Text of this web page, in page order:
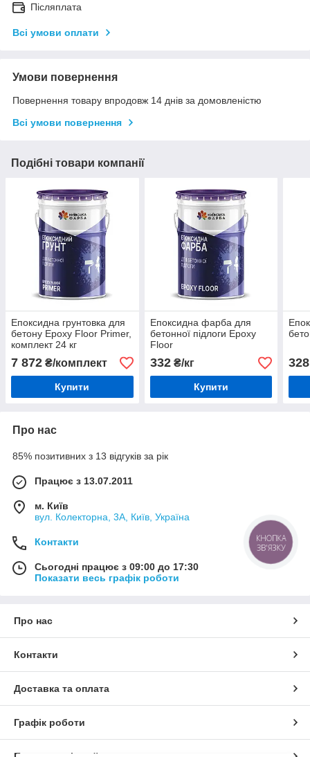
Післяплата
Всі умови оплати
Умови повернення
Повернення товару впродовж 14 днів за домовленістю
Всі умови повернення
Подібні товари компанії
Епоксидна грунтовка для
бетону Epoxy Floor Primer,
комплект 24 кг
7 872 ₴/комплект
Купити
Епоксидна фарба для
бетонної підлоги Epoxy
Floor
332₴/кг
Купити
328
Про нас
85% позитивних з 13 відгуків за рік
Працює з 13.07.2011
м. Київ
вул. Колекторна, 3А, Київ, Україна
Контакти
Сьогодні працює з 09:00 до 17:30
Показати весь графік роботи
Про нас
Контакти
Доставка та оплата
Графік роботи
КНОПКА
ЗВ'ЯЗКУ